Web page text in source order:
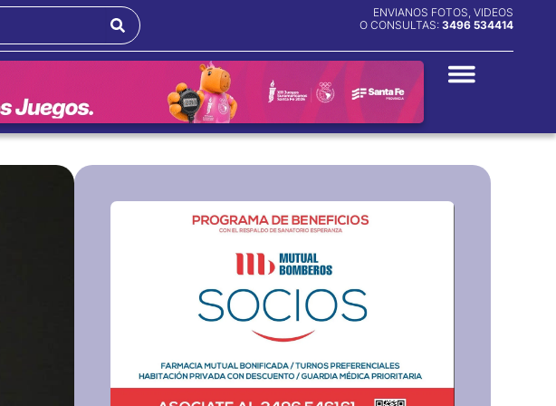
ENVIANOS FOTOS, VIDEOS
O CONSULTAS: 3496 534414